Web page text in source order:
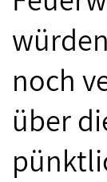
noch
über